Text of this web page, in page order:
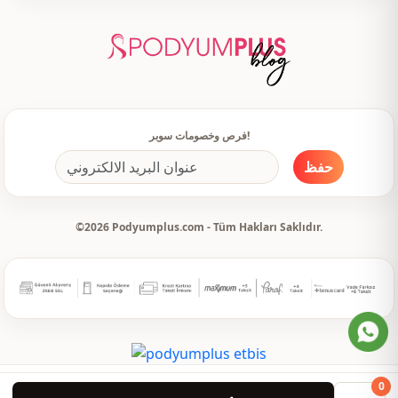
0
فرص وخصومات سوبر!
حفظ
©2026 Podyumplus.com - Tüm Hakları Saklıdır.